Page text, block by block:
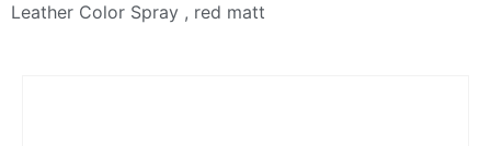
Leather Color Spray , red matt